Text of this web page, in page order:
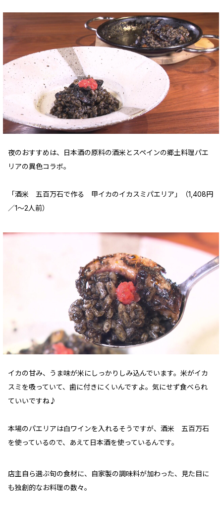
夜のおすすめは、日本酒の原料の酒米とスペインの郷土料理パエ
リアの異色コラボ。
「酒米 五百万石で作る 甲イカのイカスミパエリア」（1,408円
／1～2人前）
イカの甘み、うま味が米にしっかりしみ込んでいます。米がイカ
スミを吸っていて、歯に付きにくいんですよ。気にせず食べられ
ていいですね♪
本場のパエリアは白ワインを入れるそうですが、酒米 五百万石
を使っているので、あえて日本酒を使っているんです。
店主自ら選ぶ旬の食材に、自家製の調味料が加わった、見た目に
も独創的なお料理の数々。